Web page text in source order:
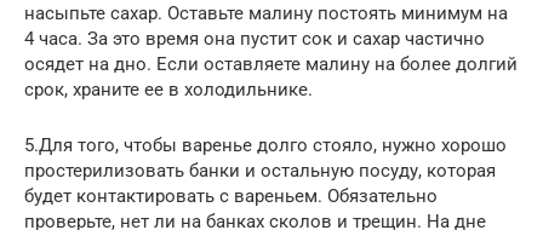
насыпьте сахар. Оставьте малину постоять минимум на
4 часа. За это время она пустит сок и сахар частично
осядет на дно. Если оставляете малину на более долгий
срок, храните ее в холодильнике.
5.Для того, чтобы варенье долго стояло, нужно хорошо
простерилизовать банки и остальную посуду, которая
будет контактировать с вареньем. Обязательно
проверьте, нет ли на банках сколов и трещин. На дне